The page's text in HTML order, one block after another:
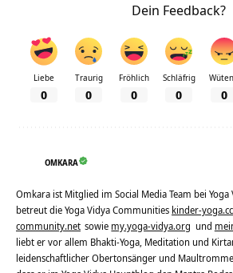
Dein Feedback?
Liebe
0
Traurig
0
Fröhlich
0
Schläfrig
0 0
OMKARA
Omkara ist Mitglied im Social Media Team bei
betreut die Yoga Vidya Communities kinder-yoga.cc
community.net sowie my.yoga-vidya.org und
liebt er vor allem Bhakti-Yoga, Meditation und
leidenschaftlicher Obertonsänger und